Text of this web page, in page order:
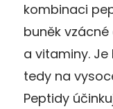
kombinaci
buněk
a vitaminy.
tedy na
Peptidy